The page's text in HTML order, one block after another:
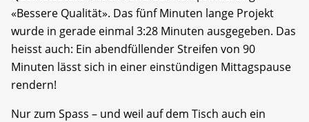
«Bessere Qualität». Das fünf Minuten lange Projekt
wurde in gerade einmal 3:28 Minuten ausgegeben. Das
heisst auch: Ein abendfüllender Streifen von 90
Minuten lässt sich in einer einstündigen Mittagspause
rendern!
Nur zum Spass – und weil auf dem Tisch auch ein